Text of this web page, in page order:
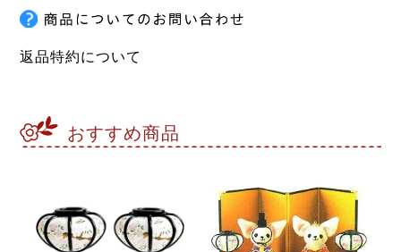
返品特約について
おすすめ商品